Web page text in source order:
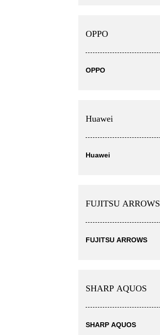
OPPO
OPPO
Huawei
Huawei
FUJITSU ARROWS
FUJITSU ARROWS
SHARP AQUOS
SHARP AQUOS